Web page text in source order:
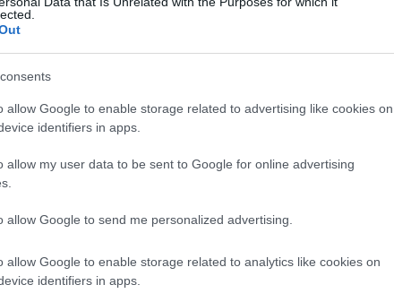
allow Google to enable storage related to advertising like cookies on
identifiers in apps.
allow my user data to be sent to Google for online advertising
allow Google to send me personalized advertising.
allow Google to enable storage related to analytics like cookies on
identifiers in apps.
nem karikatúrista.
Válasz erre
ellenőrző aláhúzta. ha megesküszöl,
ha nem, akkor is.